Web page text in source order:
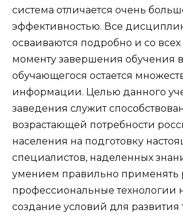
система отличается очень
эффективностью. Все
осваиваются подробно и со всех
моменту завершения обучения
обучающегося остается
информации. Целью данного
заведения служит
возрастающей потребности
населения на подготовку
специалистов, наделенных
умением правильно применять
профессиональные технологии
создание условий для развития